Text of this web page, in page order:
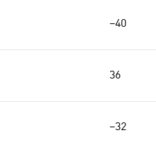
−40
36
−32